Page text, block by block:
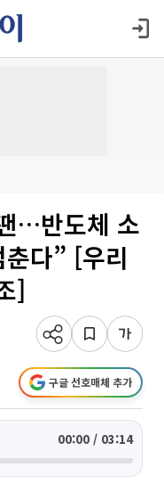
…반도체 소
다” [우리
]
구글 선호매체 추가
00:00 / 03:14